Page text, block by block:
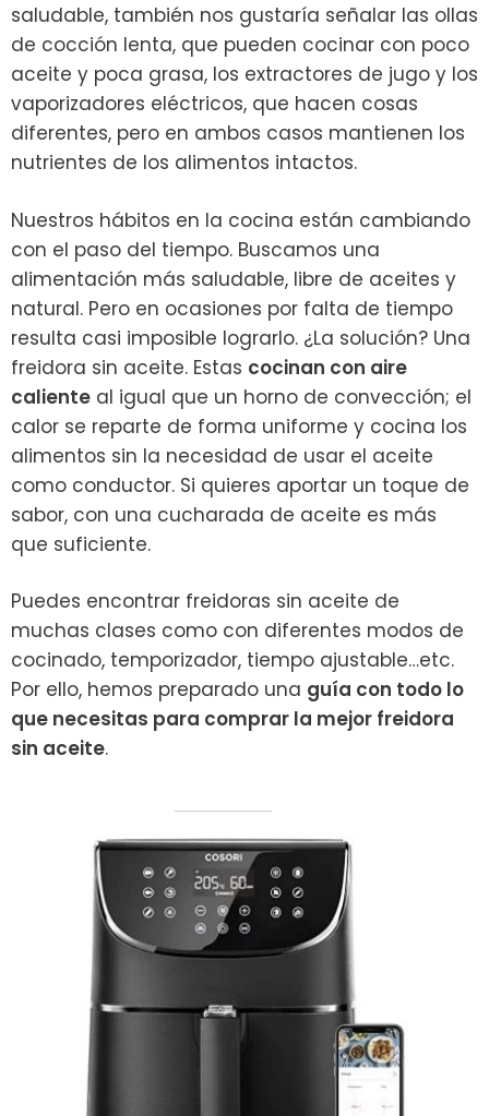
saludable, también nos gustaría señalar las ollas
de cocción lenta, que pueden cocinar con poco
aceite y poca grasa, los extractores de jugo y los
vaporizadores eléctricos, que hacen cosas
diferentes, pero en ambos casos mantienen los
nutrientes de los alimentos intactos.
Nuestros hábitos en la cocina están cambiando
con el paso del tiempo. Buscamos una
alimentación más saludable, libre de aceites y
natural. Pero en ocasiones por falta de tiempo
resulta casi imposible lograrlo. ¿La solución? Una
freidora sin aceite. Estas cocinan con aire
caliente al igual que un horno de convección; el
calor se reparte de forma uniforme y cocina los
alimentos sin la necesidad de usar el aceite
como conductor. Si quieres aportar un toque de
sabor, con una cucharada de aceite es más
que suficiente.
Puedes encontrar freidoras sin aceite de
muchas clases como con diferentes modos de
cocinado, temporizador, tiempo ajustable…etc.
Por ello, hemos preparado una guía con todo lo
que necesitas para comprar la mejor freidora
sin aceite.